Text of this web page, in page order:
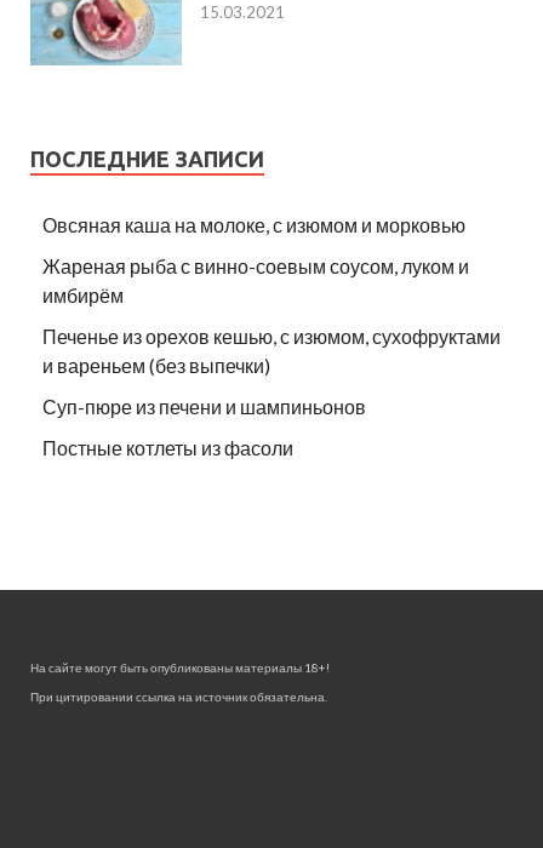
15.03.2021
ПОСЛЕДНИЕ ЗАПИСИ
Овсяная каша на молоке, с изюмом и морковью
Жареная рыба с винно-соевым соусом, луком и
имбирём
Печенье из орехов кешью, с изюмом, сухофруктами
и вареньем (без выпечки)
Суп-пюре из печени и шампиньонов
Постные котлеты из фасоли
На сайте могут быть опубликованы материалы 18+!
При цитировании ссылка на источник обязательна.